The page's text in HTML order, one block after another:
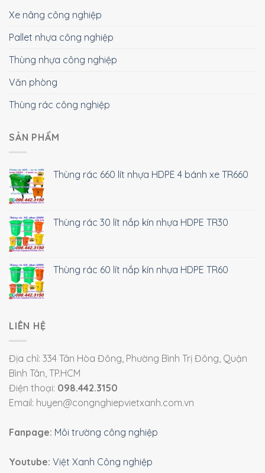
Xe nâng công nghiệp
Pallet nhựa công nghiệp
Thùng nhựa công nghiệp
Văn phòng
Thùng rác công nghiệp
SẢN PHẨM
Thùng rác 660 lít nhựa HDPE 4 bánh xe TR660
Thùng rác 30 lít nắp kín nhựa HDPE TR30
Thùng rác 60 lít nắp kín nhựa HDPE TR60
LIÊN HỆ
Địa chỉ: 334 Tân Hòa Đông, Phường Bình Trị Đông, Quận
Bình Tân, TP.HCM
Điện thoại: 098.442.3150
Email: huyen@congnghiepvietxanh.com.vn
Fanpage: Môi trường công nghiệp
Youtube: Việt Xanh Công nghiệp